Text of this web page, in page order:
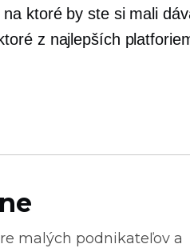
ktoré by ste si mali
z najlepších
malých podnikateľov a